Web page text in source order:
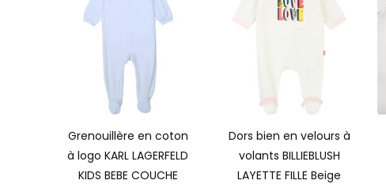
Grenouillère en coton
à logo KARL LAGERFELD
KIDS BEBE COUCHE
Dors bien en velours à
volants BILLIEBLUSH
LAYETTE FILLE Beige